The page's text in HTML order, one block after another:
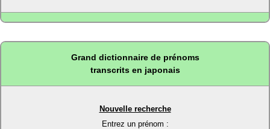
Grand dictionnaire de prénoms
transcrits en japonais
Nouvelle recherche
Entrez un prénom :